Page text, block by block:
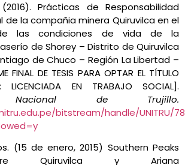
Prácticas de Responsabilidad
de la compañia minera Quiruvilca en el
las condiciones de vida de la
de Shorey – Distrito de Quiruvilca
de Chuco – Región La Libertad –
FINAL DE TESIS PARA OPTAR EL TÍTULO
LICENCIADA EN TRABAJO SOCIAL].
Nacional de Trujillo.
bitstream/handle/UNITRU/7894/
(15 de enero, 2015) Southern Peaks
Quiruvilca y Ariana